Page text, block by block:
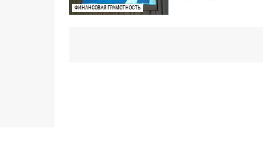
ФИНАНСОВАЯ ГРАМОТНОСТЬ